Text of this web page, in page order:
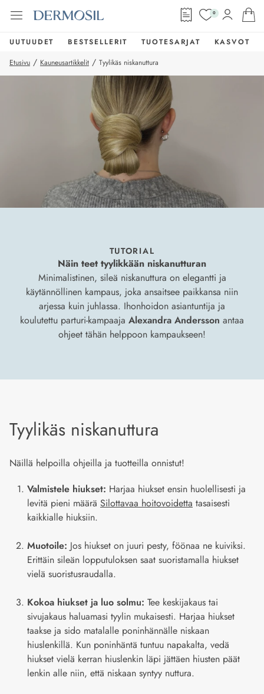
0
UUTUUDET BESTSELLERIT TUOTESARJAT
KASVOT
Etusivu / Kauneusartikkelit / Tyylikäs niskanuttura
TUTORIAL
Näin teet tyylikkään niskanutturan
Minimalistinen, sileä niskanuttura on elegantti ja
käytännöllinen kampaus, joka ansaitsee paikkansa niin
arjessa kuin juhlassa. Ihonhoidon asiantuntija ja
koulutettu parturi-kampaaja Alexandra Andersson antaa
ohjeet tähän helppoon kampaukseen!
Tyylikäs niskanuttura
Näillä helpoilla ohjeilla ja tuotteilla onnistut!
Valmistele hiukset: Harjaa hiukset ensin huolellisesti ja
levitä pieni määrä Silottavaa hoitovoidetta tasaisesti
kaikkialle hiuksiin.
Muotoile: Jos hiukset on juuri pesty, föönaa ne kuiviksi.
Erittäin sileän lopputuloksen saat suoristamalla hiukset
vielä suoristusraudalla.
Kokoa hiukset ja luo solmu: Tee keskijakaus tai
sivujakaus haluamasi tyylin mukaisesti. Harjaa hiukset
taakse ja sido matalalle poninhännälle niskaan
hiuslenkillä. Kun poninhäntä tuntuu napakalta, vedä
hiukset vielä kerran hiuslenkin läpi jättäen hiusten päät
lenkin alle niin, että niskaan syntyy nuttura.